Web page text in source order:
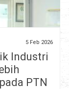
5 Feb 2026
Industri
PTN